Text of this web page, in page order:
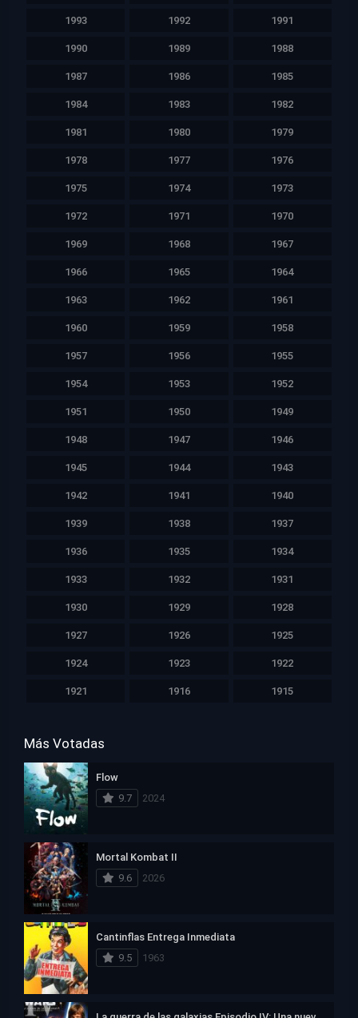
1993 1992 1991
1990 1989 1988
1987 1986 1985
1984 1983 1982
1981 1980 1979
1978 1977 1976
1975 1974 1973
1972 1971 1970
1969 1968 1967
1966 1965 1964
1963 1962 1961
1960 1959 1958
1957 1956 1955
1954 1953 1952
1951 1950 1949
1948 1947 1946
1945 1944 1943
1942 1941 1940
1939 1938 1937
1936 1935 1934
1933 1932 1931
1930 1929 1928
1927 1926 1925
1924 1923 1922
1921 1916 1915
Más Votadas
Flow
9.7
2024
Mortal Kombat II
9.6
2026
Cantinflas Entrega Inmediata
9.5
1963